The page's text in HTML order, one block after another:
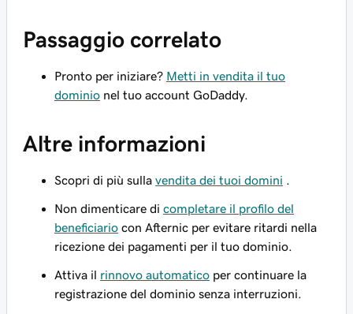
Passaggio correlato
Pronto per iniziare? Metti in vendita il tuo
dominio nel tuo account GoDaddy.
Altre informazioni
Scopri di più sulla vendita dei tuoi domini
Non dimenticare di completare il profilo del
beneficiario con Afternic per evitare ritardi nella
ricezione dei pagamenti per il tuo dominio.
Attiva il rinnovo automatico per continuare la
registrazione del dominio senza interruzioni.